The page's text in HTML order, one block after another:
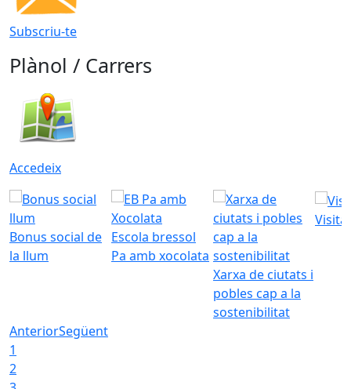
Subscriu-te
Plànol / Carrers
Accedeix
Bonus social de
la llum
Escola bressol
Pa amb xocolata
Xarxa de ciutats i
pobles cap a la
sostenibilitat
Visita
AnteriorSegüent
1
2